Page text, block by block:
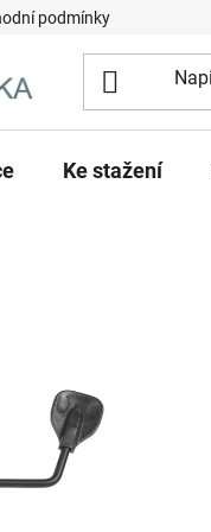
podmínky
Ke stažení